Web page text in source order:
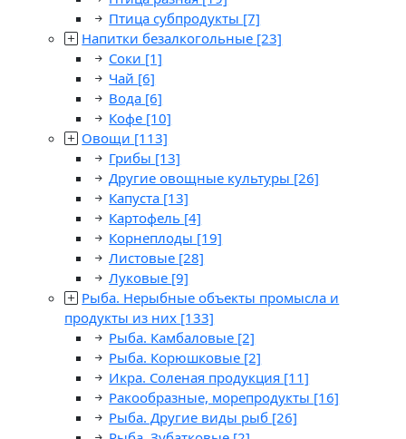
Птица субпродукты [7]
Напитки безалкогольные [23]
Соки [1]
Чай [6]
Вода [6]
Кофе [10]
Овощи [113]
Грибы [13]
Другие овощные культуры [26]
Капуста [13]
Картофель [4]
Корнеплоды [19]
Листовые [28]
Луковые [9]
Рыба. Нерыбные объекты промысла и
продукты из них [133]
Рыба. Камбаловые [2]
Рыба. Корюшковые [2]
Икра. Соленая продукция [11]
Ракообразные, морепродукты [16]
Рыба. Другие виды рыб [26]